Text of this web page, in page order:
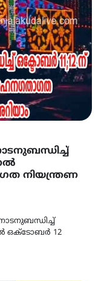
നിയന്ത്രണ
ഒക്ടോബർ 12